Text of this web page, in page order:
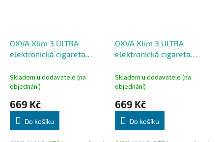
OXVA Xlim 3 ULTRA
elektronická cigareta
Skladem u dodavatele (na
objednání)
669 Kč
Do košíku
OXVA Xlim 3 ULTRA
elektronická cigareta
Skladem u dodavatele (na
objednání)
669 Kč
Do košíku